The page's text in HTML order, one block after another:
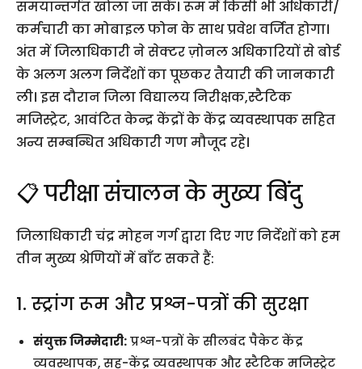
समयान्तर्गत खोला जा सकें। रूम में किसी भी अधिकारी/
कर्मचारी का मोबाइल फोन के साथ प्रवेश वर्जित होगा।
अंत में जिलाधिकारी ने सेक्टर ज़ोनल अधिकारियों से बोर्ड
के अलग अलग निर्देशों का पूछकर तैयारी की जानकारी
ली। इस दौरान जिला विद्यालय निरीक्षक,स्टैटिक
मजिस्ट्रेट, आवंटित केन्द्र केंद्रों के केंद्र व्यवस्थापक सहित
अन्य सम्बन्धित अधिकारी गण मौजूद रहे।
📋 परीक्षा संचालन के मुख्य बिंदु
जिलाधिकारी चंद्र मोहन गर्ग द्वारा दिए गए निर्देशों को हम
तीन मुख्य श्रेणियों में बाँट सकते हैं:
1. स्ट्रांग रूम और प्रश्न-पत्रों की सुरक्षा
संयुक्त जिम्मेदारी:प्रश्न-पत्रों के सीलबंद पैकेट केंद्र
व्यवस्थापक, सह-केंद्र व्यवस्थापक और स्टैटिक मजिस्ट्रेट